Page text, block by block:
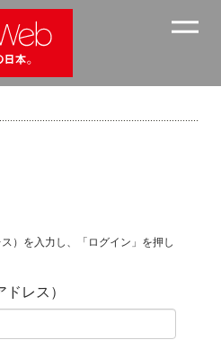
）を入力し、「ログイン」を押し
レス）